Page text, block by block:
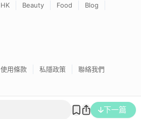
下一篇
HK Beauty Food
Blog
使用條款 私隱政策 聯絡我們